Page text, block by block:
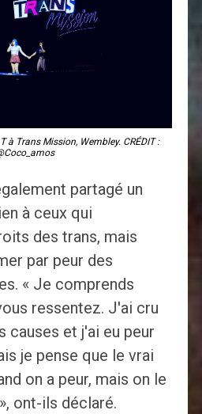
Trans Mission, Wembley. CRÉDIT :
partagé un
à ceux qui
des trans, mais
par peur des
« Je comprends
ressentez. J'ai cru
causes et j'ai eu peur
je pense que le vrai
on a peur, mais on le
ont-ils déclaré.